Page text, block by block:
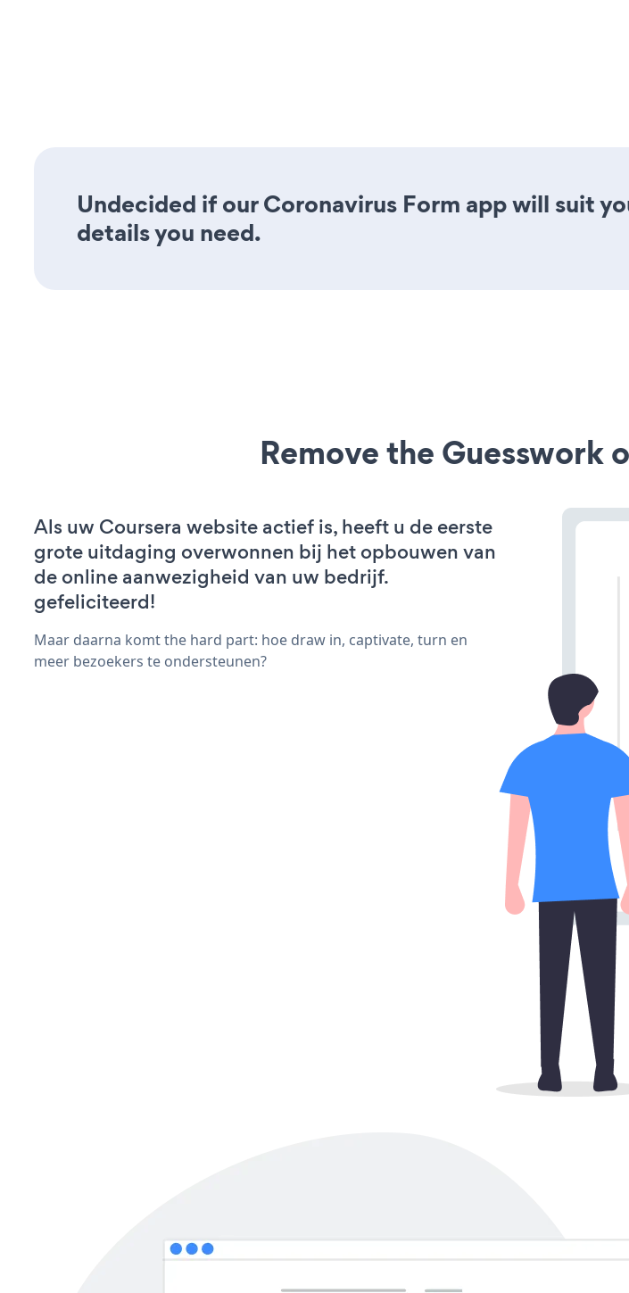
Undecided if our Coronavirus Form app will suit
details you need.
Remove the Guesswork
Als uw Coursera website actief is, heeft u de eerste
grote uitdaging overwonnen bij het opbouwen van
de online aanwezigheid van uw bedrijf.
gefeliciteerd!
Maar daarna komt the hard part: hoe draw in, captivate, turn en
meer bezoekers te ondersteunen?